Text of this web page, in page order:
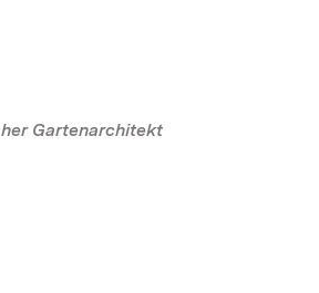
Gartenarchitekt